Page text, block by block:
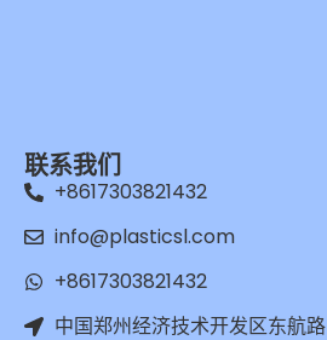
联系我们
+8617303821432
info@plasticsl.com
+8617303821432
中国郑州经济技术开发区东航路